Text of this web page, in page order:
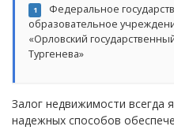
1
Федеральное
образовательное
«Орловский
Тургенева»
Залог недвижимости всегда
надежных способов